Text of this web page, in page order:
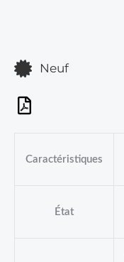
Neuf
Caractéristiques
État